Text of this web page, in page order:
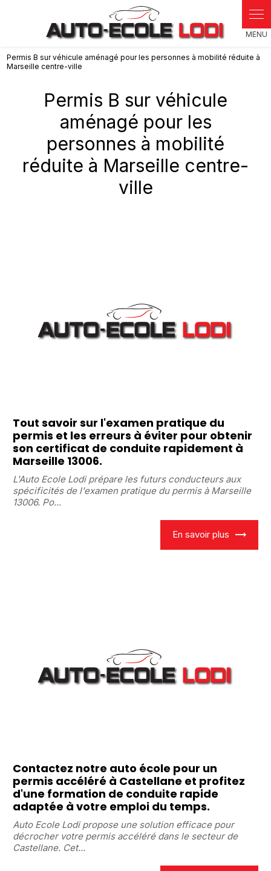
Permis B sur véhicule aménagé pour les personnes à mobilité réduite à
Marseille centre-ville
Permis B sur véhicule
aménagé pour les
personnes à mobilité
réduite à Marseille centre-
ville
Tout savoir sur l'examen pratique du
permis et les erreurs à éviter pour obtenir
son certificat de conduite rapidement à
Marseille 13006.
L'Auto Ecole Lodi prépare les futurs conducteurs aux
spécificités de l'examen pratique du permis à Marseille
13006. Po...
En savoir plus
Contactez notre auto école pour un
permis accéléré à Castellane et profitez
d'une formation de conduite rapide
adaptée à votre emploi du temps.
Auto Ecole Lodi propose une solution efficace pour
décrocher votre permis accéléré dans le secteur de
Castellane. Cet...
Panneau de gestion des cookies